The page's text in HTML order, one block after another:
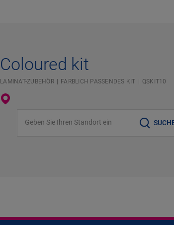
Coloured kit
LAMINAT-ZUBEHÖR FARBLICH PASSENDES KIT QSKIT10